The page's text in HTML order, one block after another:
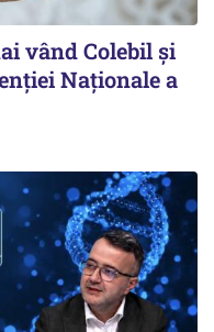
vând Colebil și
Naționale a